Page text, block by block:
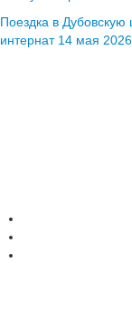
Поездка в Дубовскую
интернат 14 мая 2026